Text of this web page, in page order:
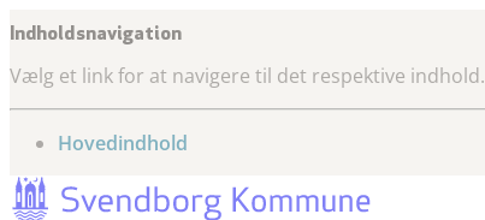
Indholdsnavigation
Vælg et link for at navigere til det respektive indhold.
gå til
Hovedindhold